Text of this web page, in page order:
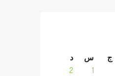
ج س
د
1
2